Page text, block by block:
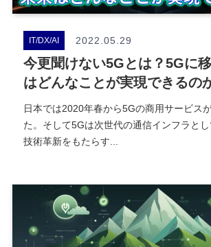
IT/DX/AI 2022.05.29
今更聞けない5Gとは？5Gに
はどんなことが実現できるの
日本では2020年春から5Gの商用サービス
た。そして5Gは次世代の通信インフラと
技術革新をもたらす...